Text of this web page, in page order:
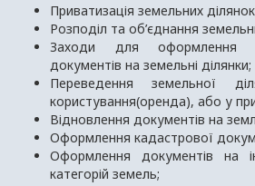
Приватизація земельних
Розподіл та об’єднання
Заходи для оформлення
документів на земельні ділянки;
Переведення земельної
користування(оренда), або у
Відновлення документів на
Оформлення кадастрової
Оформлення документів на
категорій земель;